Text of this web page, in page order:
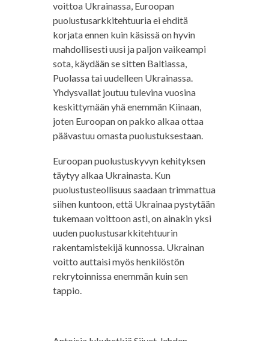
voittoa Ukrainassa, Euroopan
puolustusarkkitehtuuria ei ehditä
korjata ennen kuin käsissä on hyvin
mahdollisesti uusi ja paljon vaikeampi
sota, käydään se sitten Baltiassa,
Puolassa tai uudelleen Ukrainassa.
Yhdysvallat joutuu tulevina vuosina
keskittymään yhä enemmän Kiinaan,
joten Euroopan on pakko alkaa ottaa
päävastuu omasta puolustuksestaan.
Euroopan puolustuskyvyn kehityksen
täytyy alkaa Ukrainasta. Kun
puolustusteollisuus saadaan trimmattua
siihen kuntoon, että Ukrainaa pystytään
tukemaan voittoon asti, on ainakin yksi
uuden puolustusarkkitehtuurin
rakentamistekijä kunnossa. Ukrainan
voitto auttaisi myös henkilöstön
rekrytoinnissa enemmän kuin sen
tappio.